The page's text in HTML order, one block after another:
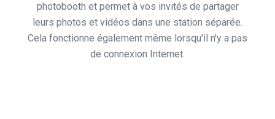
photobooth et permet à vos invités de partager
leurs photos et vidéos dans une station séparée.
Cela fonctionne également même lorsqu'il n'y a pas
de connexion Internet.